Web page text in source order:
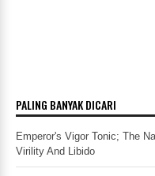
PALING BANYAK DICARI
Emperor's Vigor Tonic; The
Virility And Libido